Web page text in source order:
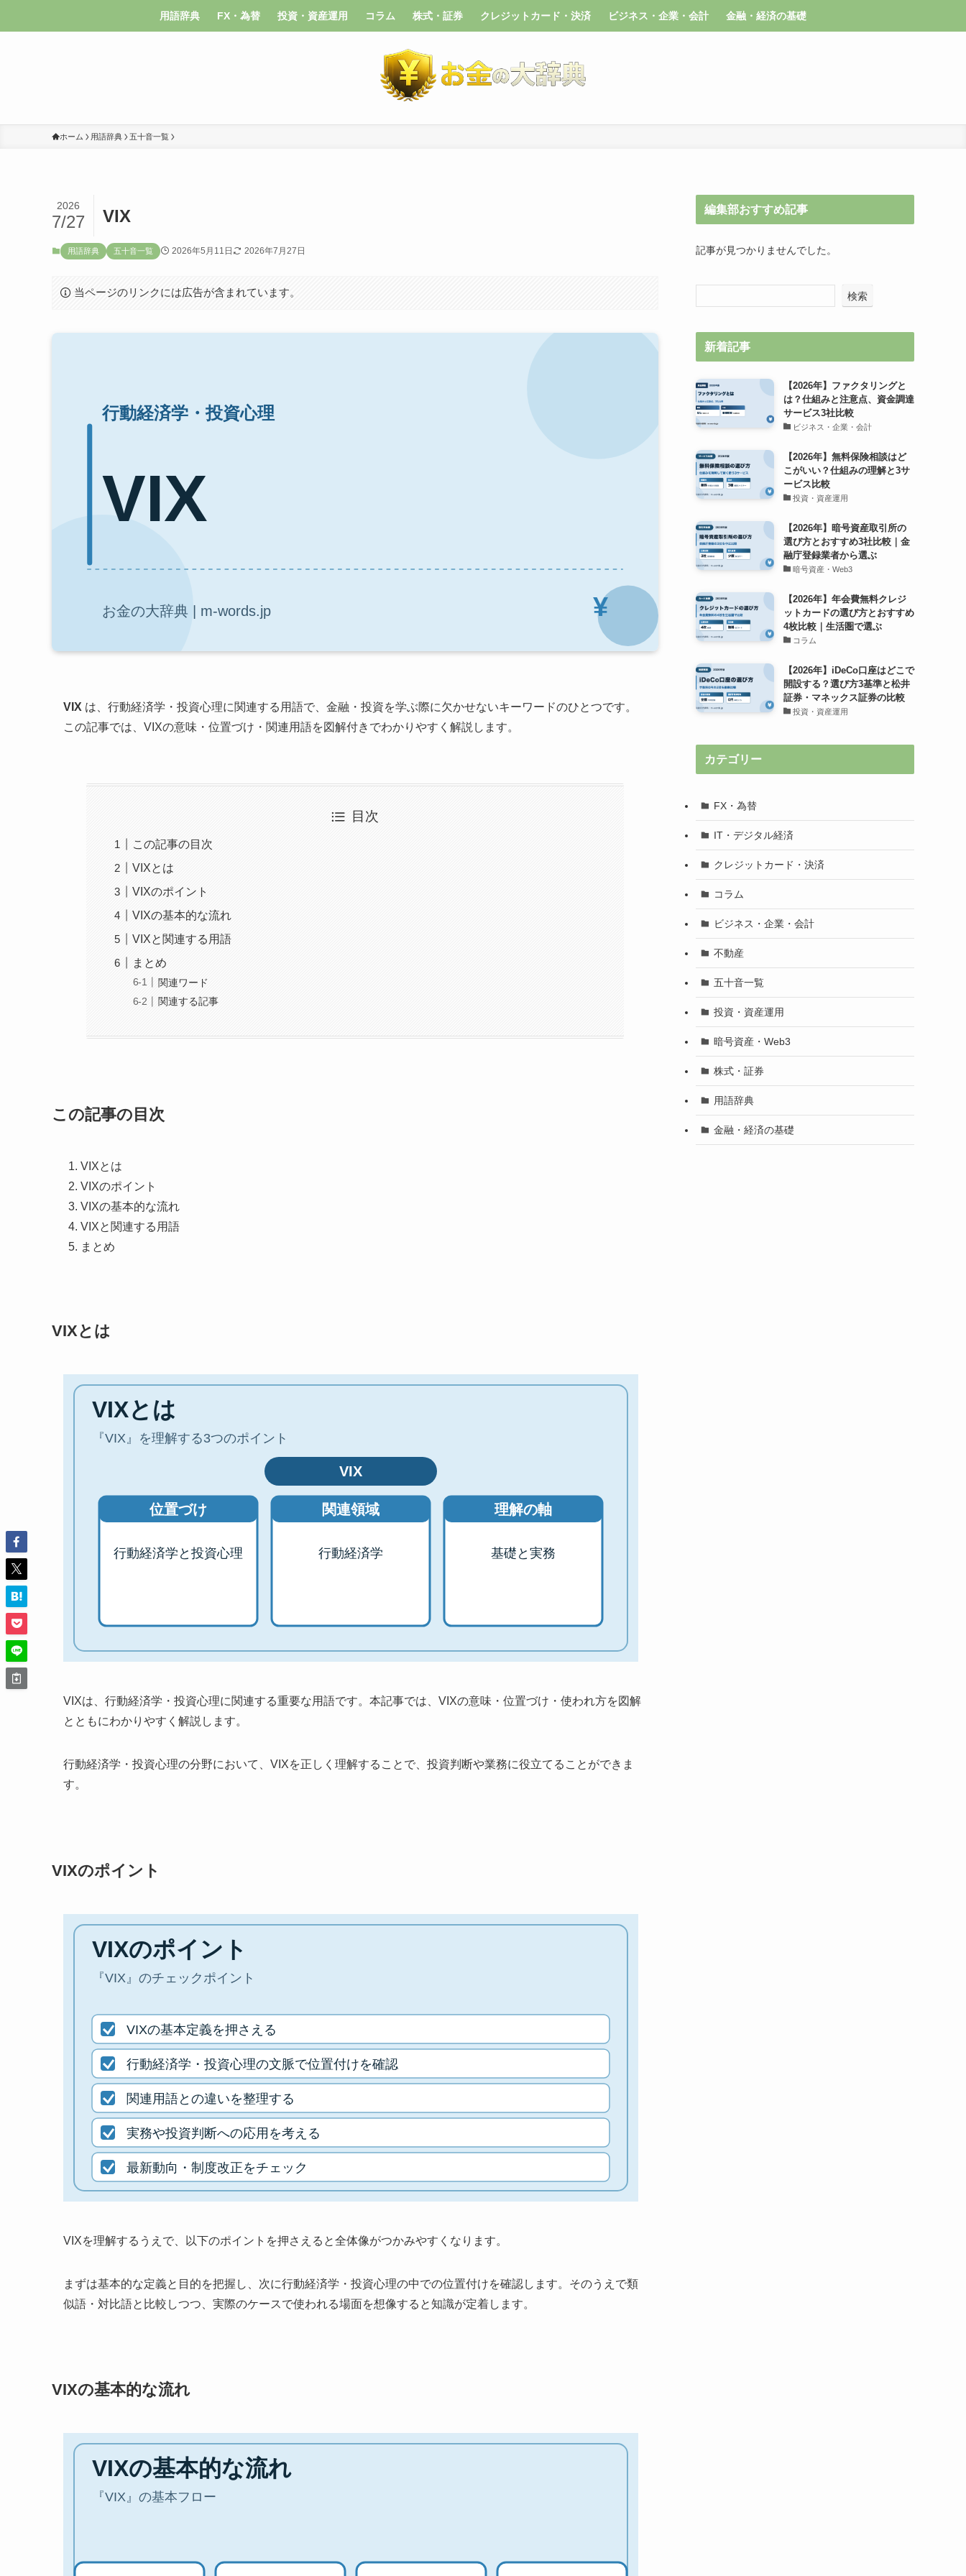
用語辞典 FX・為替 投資・資産運用 コラム 株式・証券 クレジットカード・決済 ビジネス・企業・会計 金融・経済の基礎
ホーム 用語辞典 五十音一覧
VIX
2026
7/27
用語辞典 五十音一覧 2026年5月11日 2026年7月27日
当ページのリンクには広告が含まれています。
VIX は、行動経済学・投資心理に関連する用語で、金融・投資を学ぶ際に欠かせないキーワードのひとつです。
この記事では、VIXの意味・位置づけ・関連用語を図解付きでわかりやすく解説します。
目次
この記事の目次
VIXとは
VIXのポイント
VIXの基本的な流れ
VIXと関連する用語
まとめ
関連ワード
関連する記事
この記事の目次
VIXとは
VIXのポイント
VIXの基本的な流れ
VIXと関連する用語
まとめ
VIXとは
VIXは、行動経済学・投資心理に関連する重要な用語です。本記事では、VIXの意味・位置づけ・使われ方を図解
とともにわかりやすく解説します。
行動経済学・投資心理の分野において、VIXを正しく理解することで、投資判断や業務に役立てることができま
す。
VIXのポイント
VIXを理解するうえで、以下のポイントを押さえると全体像がつかみやすくなります。
まずは基本的な定義と目的を把握し、次に行動経済学・投資心理の中での位置付けを確認します。そのうえで類
似語・対比語と比較しつつ、実際のケースで使われる場面を想像すると知識が定着します。
VIXの基本的な流れ
編集部おすすめ記事
記事が見つかりませんでした。
検索
新着記事
【2026年】ファクタリングと
は？仕組みと注意点、資金調達
サービス3社比較
ビジネス・企業・会計
【2026年】無料保険相談はど
こがいい？仕組みの理解と3サ
ービス比較
投資・資産運用
【2026年】暗号資産取引所の
選び方とおすすめ3社比較｜金
融庁登録業者から選ぶ
暗号資産・Web3
【2026年】年会費無料クレジ
ットカードの選び方とおすすめ
4枚比較｜生活圏で選ぶ
コラム
【2026年】iDeCo口座はどこで
開設する？選び方3基準と松井
証券・マネックス証券の比較
投資・資産運用
カテゴリー
FX・為替
IT・デジタル経済
クレジットカード・決済
コラム
ビジネス・企業・会計
不動産
五十音一覧
投資・資産運用
暗号資産・Web3
株式・証券
用語辞典
金融・経済の基礎